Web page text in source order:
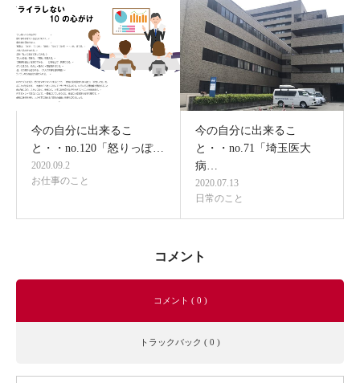
今の自分に出来るこ
と・・no.120「怒りっぽ…
2020.09.2
お仕事のこと
今の自分に出来るこ
と・・no.71「埼玉医大
病…
2020.07.13
日常のこと
コメント
コメント ( 0 )
トラックバック ( 0 )